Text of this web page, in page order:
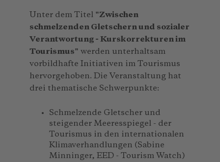
Unter dem Titel "Zwischen
schmelzenden Gletschern und sozialer
Verantwortung - Kurskorrekturen im
Tourismus" werden unterhaltsam
vorbildhafte Initiativen im Tourismus
hervorgehoben. Die Veranstaltung hat
drei thematische Schwerpunkte:
Schmelzende Gletscher und
steigender Meeresspiegel - der
Tourismus in den internationalen
Klimaverhandlungen (Sabine
Minninger, EED - Tourism Watch)